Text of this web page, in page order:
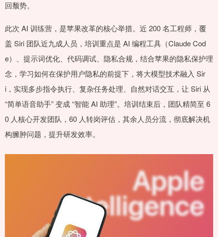
回颓势。
此次 AI 训练营，是苹果改革的核心举措。近 200 名工程师，覆
盖 Siri 团队近九成人员，培训重点是 AI 编程工具（Claude Cod
e）、提示词优化、代码调试、隐私合规，结合苹果的隐私保护理
念，学习如何在保护用户隐私的前提下，将大模型技术融入 Sir
i，实现多步指令执行、复杂任务处理、自然对话交互，让 Siri 从
“简单语音助手” 变成 “智能 AI 助理”。培训结束后，团队精简至 6
0 人核心开发团队，60 人转岗评估，其余人员分流，彻底解决机
构臃肿问题，提升研发效率。